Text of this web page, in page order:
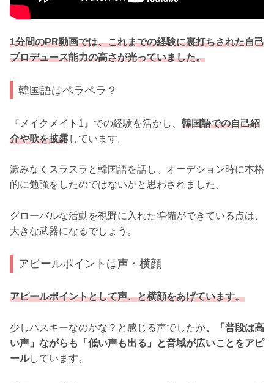
1分間のPR動画では、これまでの経験に裏打ちされた自己
プロデュース能力の高さが光っていました。
韓国語はペラペラ？
『メイクメイト1』での経験を活かし、 韓国語での自己紹
介や歌を披露しています。
澱みなくスラスラと韓国語を話し、オーデション時に本格
的に勉強をしたのではないかと思わされました。
グローバルな活動を視野に入れた準備ができている点は、
大きな武器になるでしょう。
アピールポイントは声・横顔
アピールポイントとして声、と横顔をあげています。
少しハスキーなのかな？と感じる声でしたが、「普段は高
い声」ながらも「低い声も出る」と音域が広いことをアピ
ールしています。